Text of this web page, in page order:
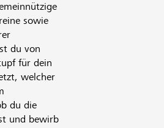
sowie
du von
für dein
welcher
du die
und bewirb